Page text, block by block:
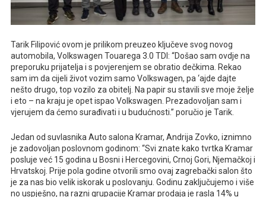
Tarik Filipović ovom je prilikom preuzeo ključeve svog novog
automobila, Volkswagen Touarega 3.0 TDI: “Došao sam ovdje na
preporuku prijatelja i s povjerenjem se obratio dečkima. Rekao
sam im da cijeli život vozim samo Volkswagen, pa ‘ajde dajte
nešto drugo, top vozilo za obitelj. Na papir su stavili sve moje želje
i eto – na kraju je opet ispao Volkswagen. Prezadovoljan sam i
vjerujem da ćemo surađivati i u budućnosti.” poručio je Tarik.
Jedan od suvlasnika Auto salona Kramar, Andrija Zovko, iznimno
je zadovoljan poslovnom godinom: “Svi znate kako tvrtka Kramar
posluje već 15 godina u Bosni i Hercegovini, Crnoj Gori, Njemačkoj i
Hrvatskoj. Prije pola godine otvorili smo ovaj zagrebački salon što
je za nas bio velik iskorak u poslovanju. Godinu zaključujemo i više
no uspješno, na razni grupacije Kramar prodaja je rasla 14% u